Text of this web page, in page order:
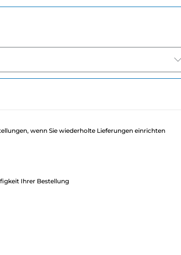
wenn Sie wiederholte Lieferungen einrichten
Ihrer Bestellung